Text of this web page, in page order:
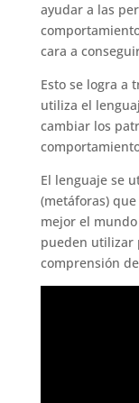
ayudar a las
cara a
Esto se logra a
utiliza el
cambiar los
El lenguaje se
(metáforas)
mejor el
pueden utilizar
comprensión